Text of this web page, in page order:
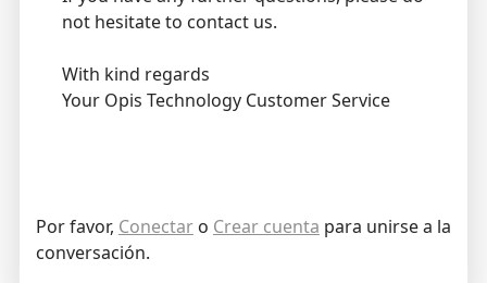
not hesitate to contact us.
With kind regards
Your Opis Technology Customer Service
Por favor, Conectaro Crear cuenta para unirse a la
conversación.